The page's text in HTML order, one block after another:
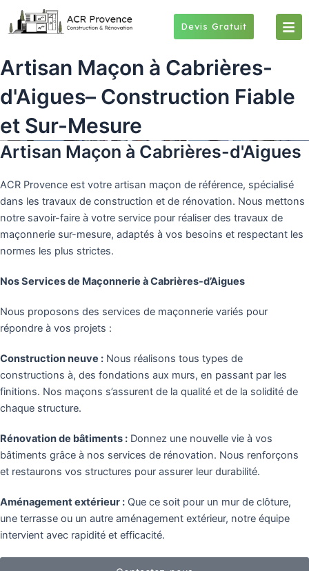
Devis Gratuit
Artisan Maçon à Cabrières-
d'Aigues– Construction Fiable
et Sur-Mesure
Artisan Maçon à Cabrières-d'Aigues
ACR Provence est votre artisan maçon de référence, spécialisé
dans les travaux de construction et de rénovation. Nous mettons
notre savoir-faire à votre service pour réaliser des travaux de
maçonnerie sur-mesure, adaptés à vos besoins et respectant les
normes les plus strictes.
Nos Services de Maçonnerie à Cabrières-d’Aigues
Nous proposons des services de maçonnerie variés pour
répondre à vos projets :
Construction neuve : Nous réalisons tous types de
constructions à, des fondations aux murs, en passant par les
finitions. Nos maçons s’assurent de la qualité et de la solidité de
chaque structure.
Rénovation de bâtiments : Donnez une nouvelle vie à vos
bâtiments grâce à nos services de rénovation. Nous renforçons
et restaurons vos structures pour assurer leur durabilité.
Aménagement extérieur : Que ce soit pour un mur de clôture,
une terrasse ou un autre aménagement extérieur, notre équipe
intervient avec rapidité et efficacité.